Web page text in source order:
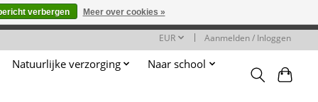
EUR Aanmelden / Inloggen
Natuurlijke verzorging
Naar school
verbergen Meer over cookies »
gehonoreerd of verwerkt.